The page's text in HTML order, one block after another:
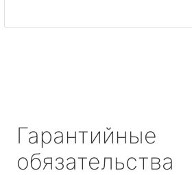
Гарантийные
обязательства